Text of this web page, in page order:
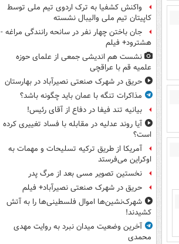
واکنش کشفیا به ترک اردوی تیم ملی توسط
کاپیتان تیم ملی والیبال نشسته
جان باختن چهار نفر در سانحه رانندگی مراغه -
هشترود+ فیلم
نشست هم اندیشی جمعی از علمای حوزه
علمیه قم با عراقچی
حریق در شهرک صنعتی نصیرآباد در بهارستان
مذاکرات تنگه با عمان باید چگونه باشد؟
بیانیه تند فیفا در دفاع از آقای رئیس!
آیا روند عدلیه در مقابله با فساد تغییری کرده
است؟
آمریکا از طریق ترکیه تسلیحات و مهمات به
اوکراین می‌فرستد
نخستین تصویر مسی بعد از مرگ پدر
حریق در شهرک صنعتی نصیرآباد+ فیلم
شهرک‌نشین‌ها اموال فلسطینی‌ها را به آتش
کشیدند!
آخرین وضعیت میدان نبرد به روایت مهدی
محمدی